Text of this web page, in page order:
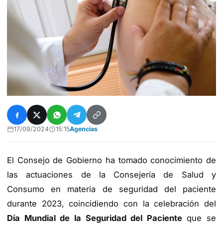
17/09/2024 15:15Agencias
El Consejo de Gobierno ha tomado conocimiento de
las actuaciones de la Consejería de Salud y
Consumo en materia de seguridad del paciente
durante 2023, coincidiendo con la celebración del
Día Mundial de la Seguridad del Pacienteque se